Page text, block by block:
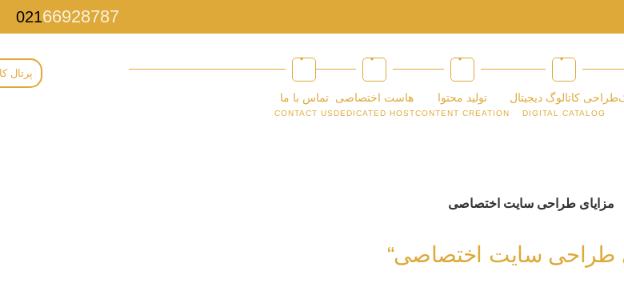
02166928787
طراحی کاتالوگ دیجیتال
DIGITAL CATALOG
تولید محتوا
CONTENT CREATION
هاست اختصاصی
DEDICATED HOST
تماس با ما
CONTACT US
پرتال
طراحی سایت اختصاصی“